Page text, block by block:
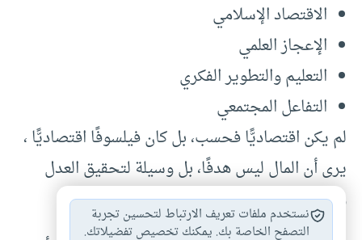
الاقتصاد الإسلامي
الإعجاز العلمي
التعليم والتطوير الفكري
التفاعل المجتمعي
لم يكن اقتصاديًّا فحسب، بل كان فيلسوفًا اقتصاديًّا ،
يرى أن المال ليس هدفًا، بل وسيلة لتحقيق العدل
والرفاهية والعبودية لله .
نستخدم ملفات تعريف الارتباط لتحسين تجربة
التصفح الخاصة بك. يمكنك تخصيص تفضيلاتك.